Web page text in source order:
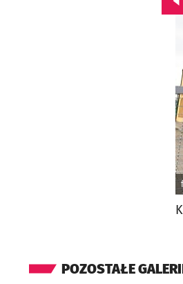
POZOSTAŁE